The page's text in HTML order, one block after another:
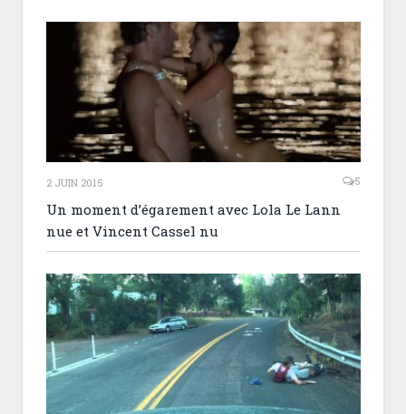
2 JUIN 2015 5
Un moment d’égarement avec Lola Le Lann
nue et Vincent Cassel nu